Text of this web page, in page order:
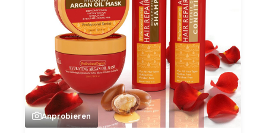
Anprobieren